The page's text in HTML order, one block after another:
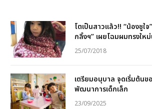
โตเป็นสาวแล้ว!! “น้องชูใ
กลิ้งฯ” เผยโฉมผมทรงใหม่
25/07/2018
เตรียมอนุบาล จุดเริ่มต้นข
พัฒนาการเด็กเล็ก
23/09/2025